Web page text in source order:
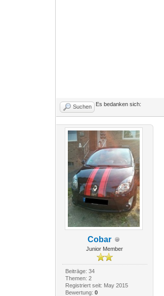
Suchen Es bedanken sich:
Cobar
Junior Member
Beiträge: 34
Themen: 2
Registriert seit: May 2015
Bewertung: 0